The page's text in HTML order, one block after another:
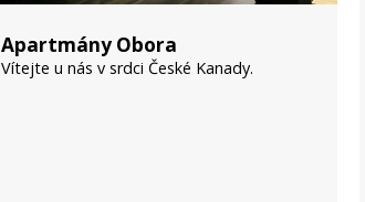
Apartmány Obora
Vítejte u nás v srdci České Kanady.